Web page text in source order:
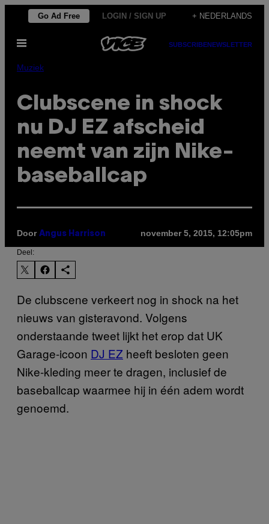
de
inhoud
Go Ad Free LOGIN / SIGN UP + NEDERLANDS
Open
SUBSCRIBENEWSLETTER
Muziek
Clubscene in shock
nu DJ EZ afscheid
neemt van zijn Nike-
baseballcap
Door Angus Harrison november 5, 2015, 12:05pm
Deel:
De clubscene verkeert nog in shock na het
nieuws van gisteravond. Volgens
onderstaande tweet lijkt het erop dat UK
Garage-icoon DJ EZ heeft besloten geen
Nike-kleding meer te dragen, inclusief de
baseballcap waarmee hij in één adem wordt
genoemd.